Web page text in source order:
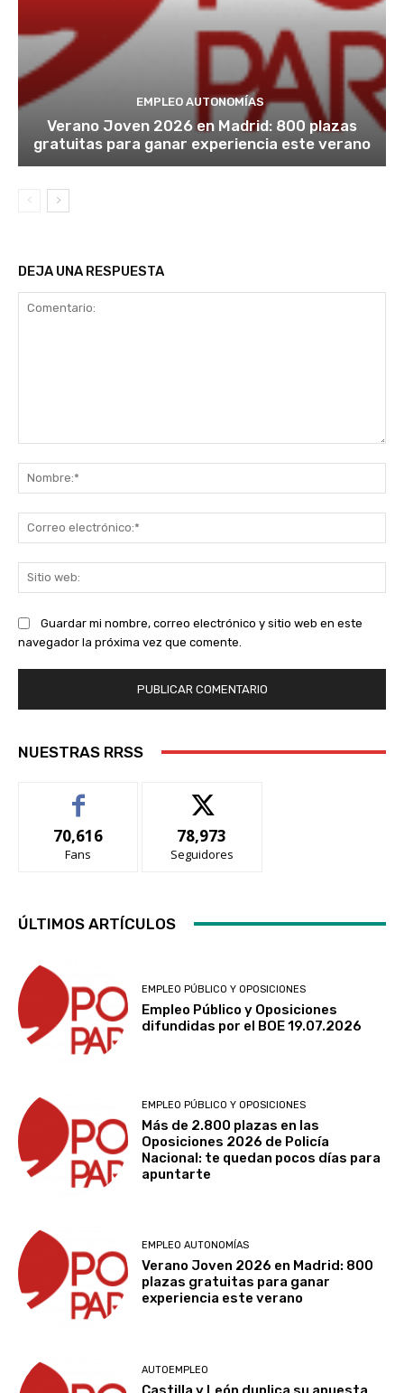
EMPLEO AUTONOMÍAS
Verano Joven 2026 en Madrid: 800 plazas
gratuitas para ganar experiencia este verano
DEJA UNA RESPUESTA
Guardar mi nombre, correo electrónico y sitio web en este
navegador la próxima vez que comente.
NUESTRAS RRSS
70,616
Fans
78,973
Seguidores
ÚLTIMOS ARTÍCULOS
EMPLEO PÚBLICO Y OPOSICIONES
Empleo Público y Oposiciones
difundidas por el BOE 19.07.2026
EMPLEO PÚBLICO Y OPOSICIONES
Más de 2.800 plazas en las
Oposiciones 2026 de Policía
Nacional: te quedan pocos días para
apuntarte
EMPLEO AUTONOMÍAS
Verano Joven 2026 en Madrid: 800
plazas gratuitas para ganar
experiencia este verano
AUTOEMPLEO